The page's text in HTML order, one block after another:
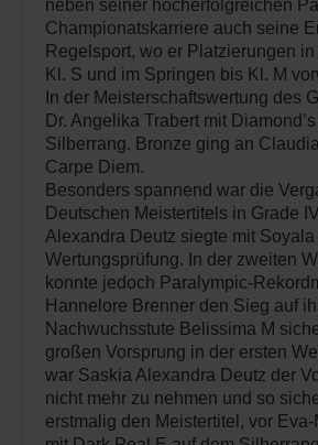
neben seiner hocherfolgreichen
Championatskarriere auch seine
Regelsport, wo er Platzierungen
Kl. S und im Springen bis Kl. M
In der Meisterschaftswertung des
Dr. Angelika Trabert mit
Silberrang. Bronze ging an
Carpe Diem.
Besonders spannend war die
Deutschen Meistertitels in Grade
Alexandra Deutz siegte mit
Wertungsprüfung. In der zweiten
konnte jedoch Paralympic-
Hannelore Brenner den Sieg auf
Nachwuchsstute Belissima M
großen Vorsprung in der ersten
war Saskia Alexandra Deutz der
nicht mehr zu nehmen und so
erstmalig den Meistertitel, vor